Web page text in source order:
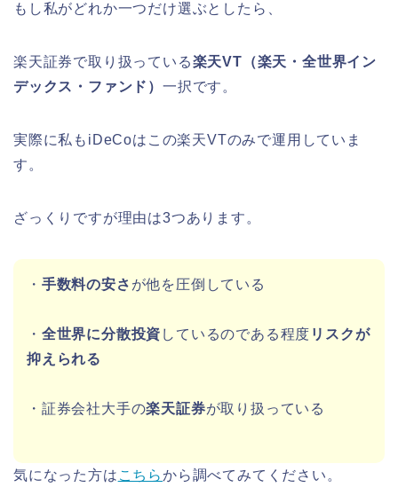
もし私がどれか一つだけ選ぶとしたら、
楽天証券で取り扱っている楽天VT（楽天・全世界イン
デックス・ファンド）一択です。
実際に私もiDeCoはこの楽天VTのみで運用していま
す。
ざっくりですが理由は3つあります。
・ 手数料の安さ が他を圧倒している
・ 全世界に分散投資 しているのである程度 リスクが
抑えられる
・証券会社大手の楽天証券が取り扱っている
気になった方は こちらから調べてみてください。